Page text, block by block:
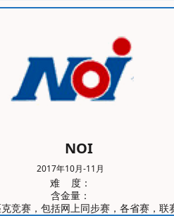
NOI
2017年10月-11月
难 度：
含金量：
竞赛，包括网上同步赛，各省赛，联